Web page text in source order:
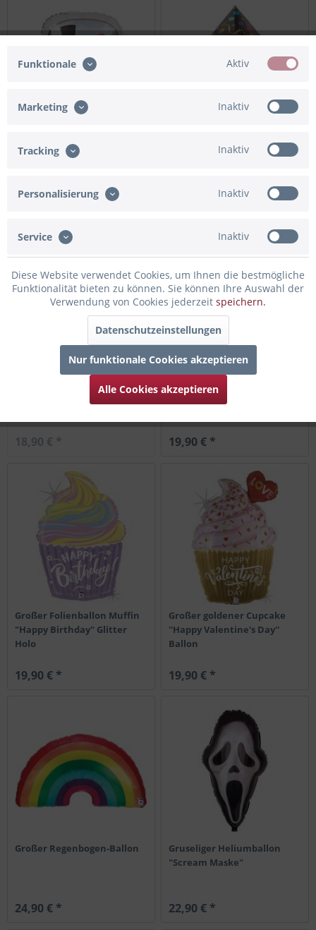
Folienballon Hochzeitsauto
"Happily Ever After"
Folienballon Raute "Happy
Einschulung "School is Cool!"
18,90 € *
Taube
19,90 € *
Großer Folienballon Muffin
"Happy Birthday" Glitter
Holo
19,90 € *
Großer goldener Cupcake
''Happy Valentine's Day''
Ballon
19,90 € *
Großer Regenbogen-Ballon
24,90 € *
Gruseliger Heliumballon
"Scream Maske"
22,90 € *
Funktionale Aktiv
Marketing Inaktiv
Tracking Inaktiv
Personalisierung Inaktiv
Service Inaktiv
Diese Website verwendet Cookies, um Ihnen die bestmögliche
Funktionalität bieten zu können. Sie können Ihre Auswahl der
Verwendung von Cookies jederzeit speichern.
Datenschutzeinstellungen
Nur funktionale Cookies akzeptieren
Alle Cookies akzeptieren